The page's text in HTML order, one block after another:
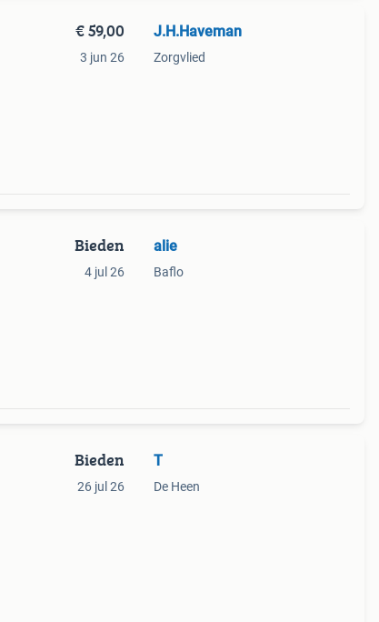
€ 59,00
3 jun 26
J.H.Haveman
Zorgvlied
Bieden
4 jul 26
alie
Baflo
Bieden
26 jul 26
T
De Heen